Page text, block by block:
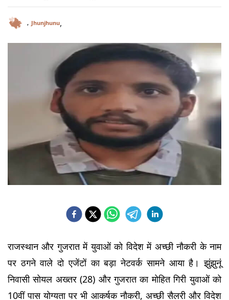
, Jhunjhunu,
राजस्थान और गुजरात में युवाओं को विदेश में अच्छी नौकरी के नाम
पर ठगने वाले दो एजेंटों का बड़ा नेटवर्क सामने आया है। झुंझुनूं
निवासी सोयल अख्तर (28) और गुजरात का मोहित गिरी युवाओं को
10वीं पास योग्यता पर भी आकर्षक नौकरी, अच्छी सैलरी और विदेश